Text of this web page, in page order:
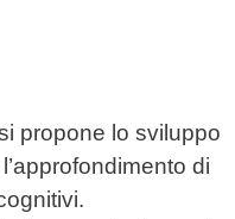
propone lo sviluppo
di